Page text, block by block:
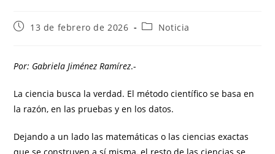
13 de febrero de 2026 Noticia
Por: Gabriela Jiménez Ramírez.-
La ciencia busca la verdad. El método científico se basa en
la razón, en las pruebas y en los datos.
Dejando a un lado las matemáticas o las ciencias exactas